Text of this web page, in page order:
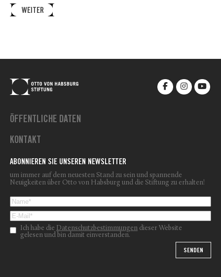
WEITER
ÖFFENTLICHE DATEN
KONTAKT
ABONNIEREN SIE UNSEREN NEWSLETTER
um immer auf dem neuesten Stand zu sein und spannende
Neuigkeiten über Otto von Habsburg und die Stiftung zu erhalten!
Ich habe die Datenschutzbestimmungen dieser Website
gelesen und bin damit einverstanden.